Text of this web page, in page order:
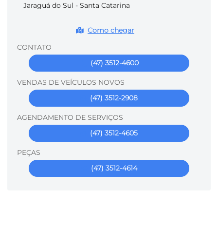
Jaraguá do Sul - Santa Catarina
Como chegar
CONTATO
(47) 3512-4600
VENDAS DE VEÍCULOS NOVOS
(47) 3512-2908
AGENDAMENTO DE SERVIÇOS
(47) 3512-4605
PEÇAS
(47) 3512-4614